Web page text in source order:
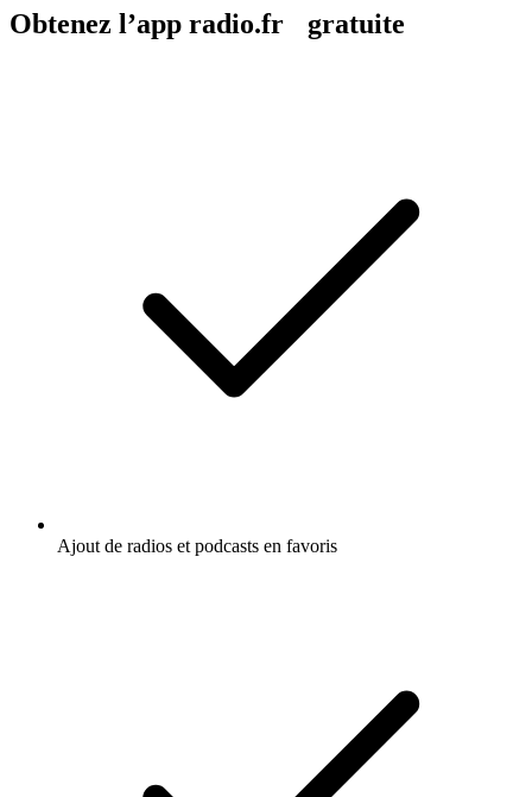
Obtenez l’app radio.fr gratuite
Ajout de radios et podcasts en favoris